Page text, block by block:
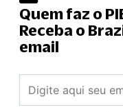
Quem faz o
Receba o
email